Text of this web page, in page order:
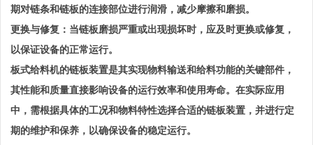
期对链条和链板的连接部位进行润滑，减少摩擦和磨损。
更换与修复：当链板磨损严重或出现损坏时，应及时更换或修复，
以保证设备的正常运行。
板式给料机的链板装置是其实现物料输送和给料功能的关键部件，
其性能和质量直接影响设备的运行效率和使用寿命。在实际应用
中，需根据具体的工况和物料特性选择合适的链板装置，并进行定
期的维护和保养，以确保设备的稳定运行。